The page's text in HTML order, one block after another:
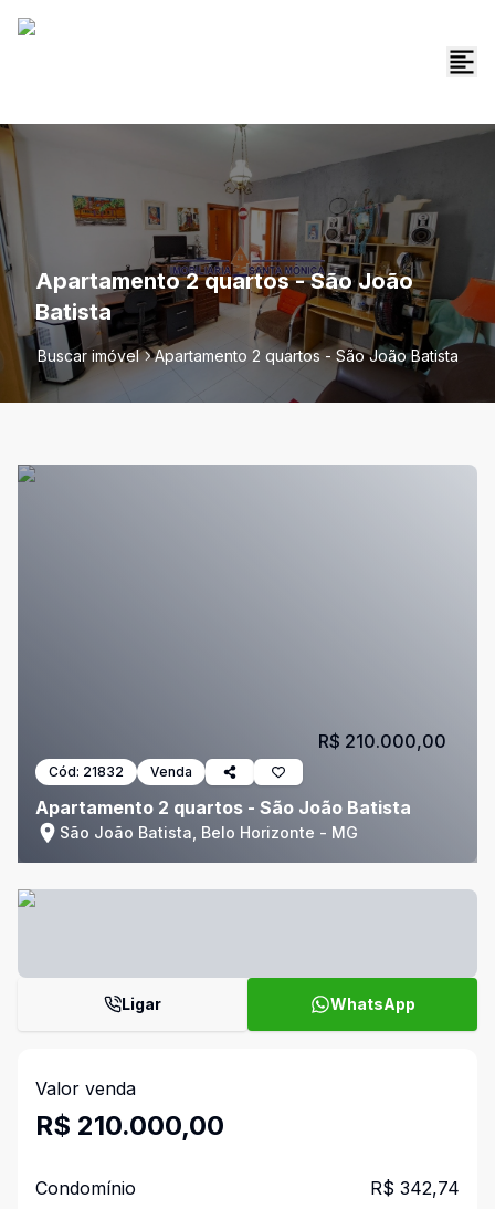
Apartamento 2 quartos - São João
Batista
Buscar imóvel Apartamento 2 quartos - São João Batista
Cód: 21832 Venda
Apartamento 2 quartos - São João Batista
São João Batista, Belo Horizonte - MG
R$ 210.000,00
Ligar WhatsApp
Valor venda
R$ 210.000,00
Condomínio R$ 342,74